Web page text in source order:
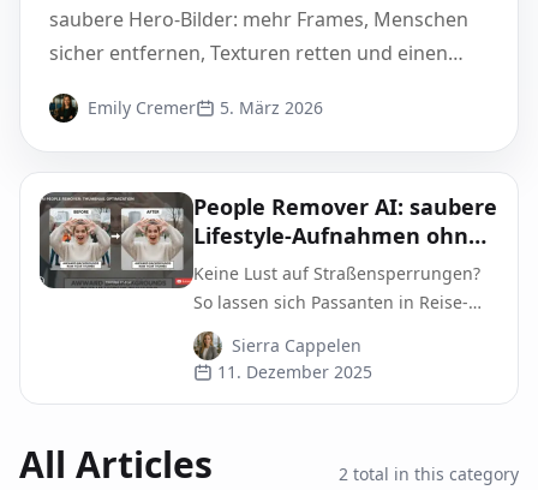
saubere Hero-Bilder: mehr Frames, Menschen
sicher entfernen, Texturen retten und einen
Emily Cremer 5. März 2026
People Remover AI: saubere
Lifestyle-Aufnahmen ohne
Straßensperrung oder
Studio-Budget
Keine Lust auf Straßensperrungen?
So lassen sich Passanten in Reise-
und Lifestyle-Fotos mit Pixflux.AI
entfernen – schnell, natürlich und
ohne Studio-Budget.
Sierra Cappelen
11. Dezember 2025
All Articles 2 total in this category